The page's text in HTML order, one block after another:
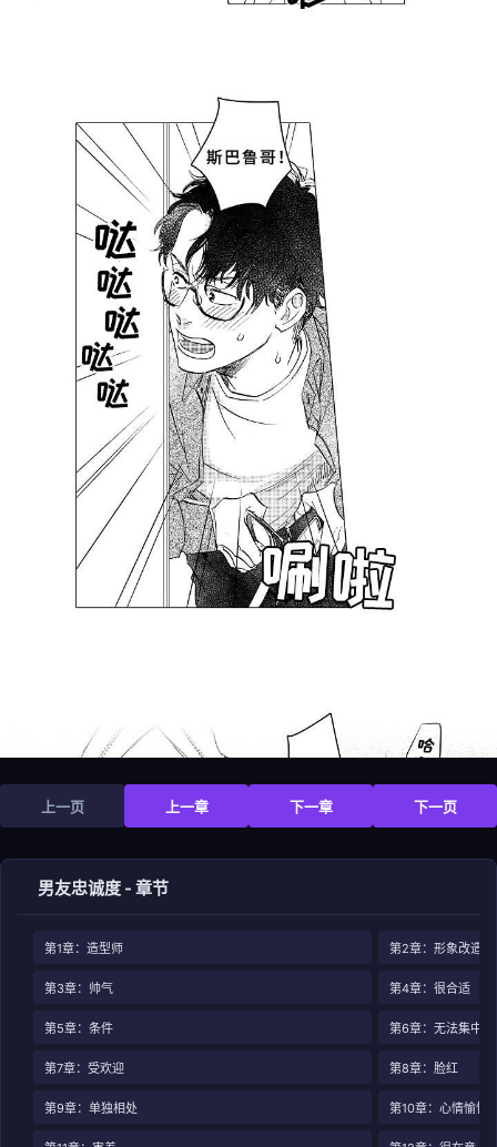
上一页 上一章 下一章 下一页
男友忠诚度 - 章节
第1章：造型师 第2章：形象改造
第3章：帅气 第4章：很合适
第5章：条件 第6章：无法集中
第7章：受欢迎 第8章：脸红
第9章：单独相处 第10章：心情愉悦